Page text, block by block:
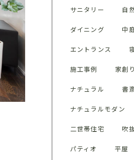
サニタリー 自
ダイニング 中
エントランス
施工事例 家創り
ナチュラル 書
ナチュラルモダン
二世帯住宅 吹
パティオ 平屋